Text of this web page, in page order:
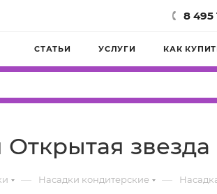
8 495
СТАТЬИ УСЛУГИ КАК
— Насадки кондитерские —